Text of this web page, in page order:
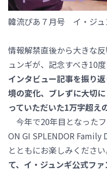
韓流ぴあ７月号 イ・ジュ
情報解禁直後から大きな
ュンギが、記念すべき10度
インタビュー記事を振り
境の変化、ブレずに大切
っていただいた1万字超え
今年で20年目となった
ON GI SPLENDOR Family
とともにお楽しみください
て、イ・ジュンギ公式ファ